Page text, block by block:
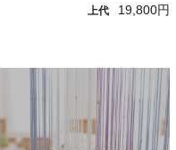
上代
19,800円